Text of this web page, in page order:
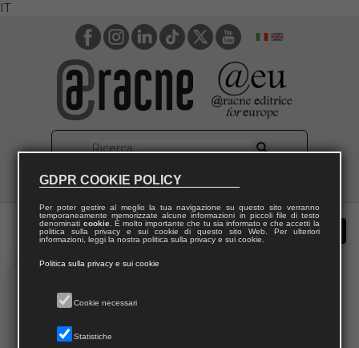
IT
GDPR COOKIE POLICY
Per poter gestire al meglio la tua navigazione su questo sito verranno
temporaneamente memorizzate alcune informazioni in piccoli file di testo
denominati cookie. È molto importante che tu sia informato e che accetti la
politica sulla privacy e sui cookie di questo sito Web. Per ulteriori
informazioni, leggi la nostra politica sulla privacy e sui cookie.
Politica sulla privacy e sui cookie
Cookie necessari
Statistiche